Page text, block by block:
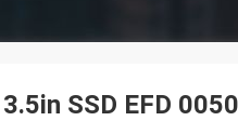
SSD EFD